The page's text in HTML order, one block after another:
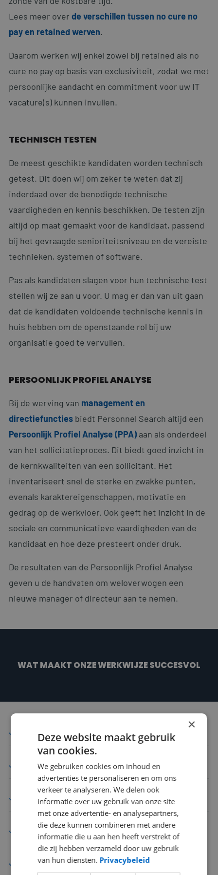
Lees meer over de verschillen tussen no cure no
pay en retained werven.
Daarom werken wij enkel zowel bij retained als no
cure no pay op basis van exclusiviteit, zodat we met
persoonlijke aandacht en commitment voor uw IT
vacature(s) kunnen invullen.
TECHNISCH TESTEN
De meest geschikte kandidaten worden technisch
getest. Dit doen wij om zeker te weten dat zij
inderdaad over de benodigde technische
vaardigheden en kennis beschikken. De testen zijn
altijd op maat gemaakt voor de kandidaat, passend
bij het gevraagde senioriteitsniveau en de vereiste
technieken, systemen of software.
Pas als kandidaten slagen voor hun technische test
stellen wij ze aan u voor. U mag er dan van uit gaan
dat de kandidaten voldoende technische kennis in
huis hebben om de openstaande rol bij uw
organisatie goed te vervullen.
PERSOONLIJK PROFIEL ANALYSE
Bij de werving van management en
directiefuncties biedt Personnel Search altijd een
Persoonlijk Profiel Analyse (PPA)aan als onderdeel
van het sollicitatieproces. Dit biedt goed inzicht in
de kernkwaliteiten van een sollicitant. Het
inventariseert snel de sterke en zwakke punten,
evenals karaktereigenschappen, motivatie en
gedrag op de werkvloer. Ook geeft het inzicht in de
sociale en communicatieve vaardigheden van de
kandidaat en hoe deze presteert onder druk.
De resultaten van de Persoonlijk Profiel Analyse
geven u de handvaten om weloverwogen een
nieuwe manager of directeur aan te nemen.
WAT MAAKT ONZE WERKWIJZE SUCCESVOL
Wij werken uit naam van uw bedrijf
Werven op karakter / DNA
Technisch testen van kandidaten
Transparante tarieven
Expert in kandidaten management
×
Deze website maakt gebruik
van cookies.
We gebruiken cookies om inhoud en
advertenties te personaliseren en om ons
verkeer te analyseren. We delen ook
informatie over uw gebruik van onze site
met onze advertentie- en analysepartners,
die deze kunnen combineren met andere
informatie die u aan hen heeft verstrekt of
die zij hebben verzameld door uw gebruik
van hun diensten. Privacybeleid